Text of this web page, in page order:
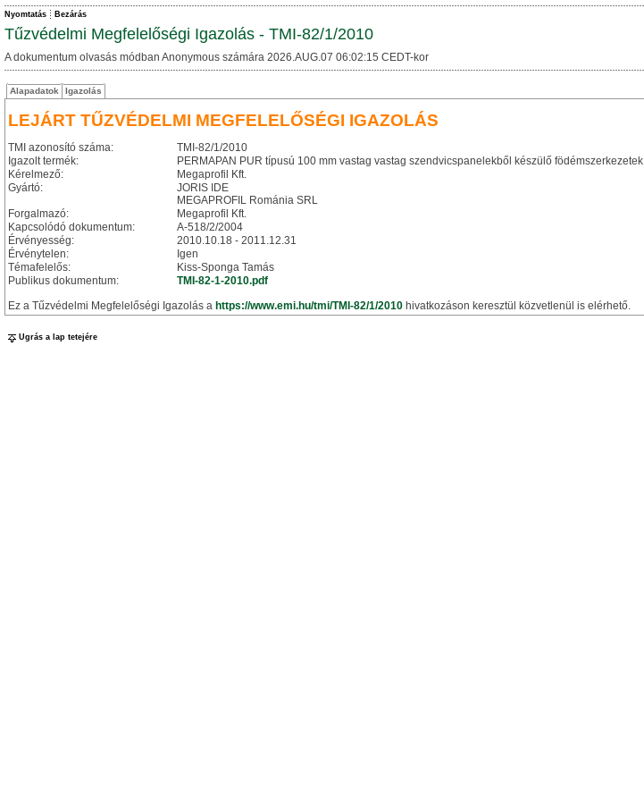
Nyomtatás Bezárás
Tűzvédelmi Megfelelőségi Igazolás - TMI-82/1/2010
A dokumentum olvasás módban Anonymous számára 2026.AUG.07 06:02:15 CEDT-kor
Alapadatok Igazolás
LEJÁRT TŰZVÉDELMI MEGFELELŐSÉGI IGAZOLÁS
TMI azonosító száma:
TMI-82/1/2010
Igazolt termék:
PERMAPAN PUR típusú 100 mm vastag vastag szendvicspanelekből készülő födémszerkezetek
Kérelmező:
Megaprofil Kft.
Gyártó:
JORIS IDE
MEGAPROFIL Románia SRL
Forgalmazó:
Megaprofil Kft.
Kapcsolódó dokumentum:
A-518/2/2004
Érvényesség:
2010.10.18 - 2011.12.31
Érvénytelen:
Igen
Témafelelős:
Kiss-Sponga Tamás
Publikus dokumentum:
TMI-82-1-2010.pdf
Ez a Tűzvédelmi Megfelelőségi Igazolás a https://www.emi.hu/tmi/TMI-82/1/2010 hivatkozáson keresztül közvetlenül is elérhető.
Ugrás a lap tetejére